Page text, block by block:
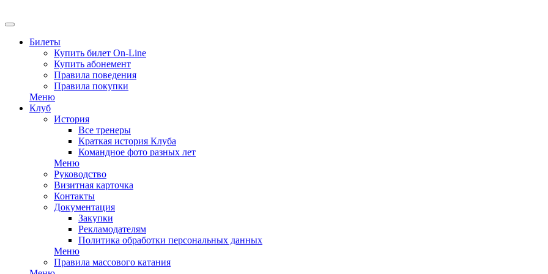
Билеты
Купить билет On-Line
Купить абонемент
Правила поведения
Правила покупки
Меню
Клуб
История
Все тренеры
Краткая история Клуба
Командное фото разных лет
Меню
Руководство
Визитная карточка
Контакты
Документация
Закупки
Рекламодателям
Политика обработки персональных данных
Меню
Правила массового катания